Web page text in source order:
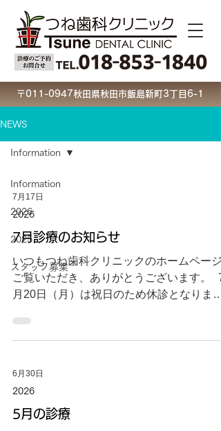
〒011-0947秋田県秋田市飯島新町3丁目6-1
NEWS
Information
2026
2025
スタッフ募集
Information
7月17日
2026
7月診療のお知らせ
いつもつね歯科クリニックのホームページ
ご覧いただき、ありがとうございます。 7
月20日（月）は祝日のため休診となります
違いのないよう、ご確認の上ご来院くださ
い。 ■診療スケジュール [7月20日(月)]:
13:00/14:00～18:00 当院はお電話での事
予約が可能です。 診療日当日は比較的混
が予想されますので、お早めのご予約をお
6月30日
2026
5月の診療